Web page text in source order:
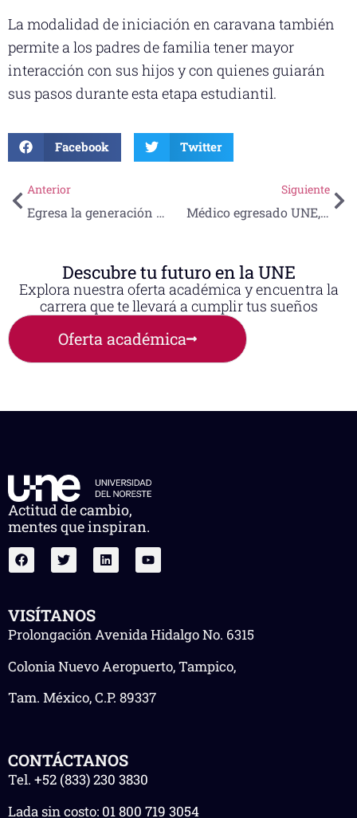
La modalidad de iniciación en caravana también
permite a los padres de familia tener mayor
interacción con sus hijos y con quienes guiarán
sus pasos durante esta etapa estudiantil.
Facebook Twitter
Anterior
Egresa la generación XXV de la Prepa UNE
Siguiente
Médico egresado UNE, es reconocido como uno de los 300 líderes más influyentes de México
Descubre tu futuro en la UNE
Explora nuestra oferta académica y encuentra la
carrera que te llevará a cumplir tus sueños
Oferta académica
Actitud de cambio,
mentes que inspiran.
VISÍTANOS
Prolongación Avenida Hidalgo No. 6315
Colonia Nuevo Aeropuerto, Tampico,
Tam. México, C.P. 89337
CONTÁCTANOS
Tel. +52 (833) 230 3830
Lada sin costo: 01 800 719 3054